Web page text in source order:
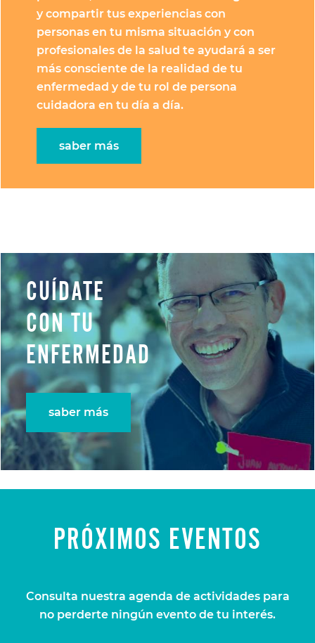
y compartir tus experiencias con
personas en tu misma situación y con
profesionales de la salud te ayudará a ser
más consciente de la realidad de tu
enfermedad y de tu rol de persona
cuidadora en tu día a día.
saber más
CUÍDATE
CON TU
ENFERMEDAD
saber más
PRÓXIMOS EVENTOS
Consulta nuestra agenda de actividades para
no perderte ningún evento de tu interés.